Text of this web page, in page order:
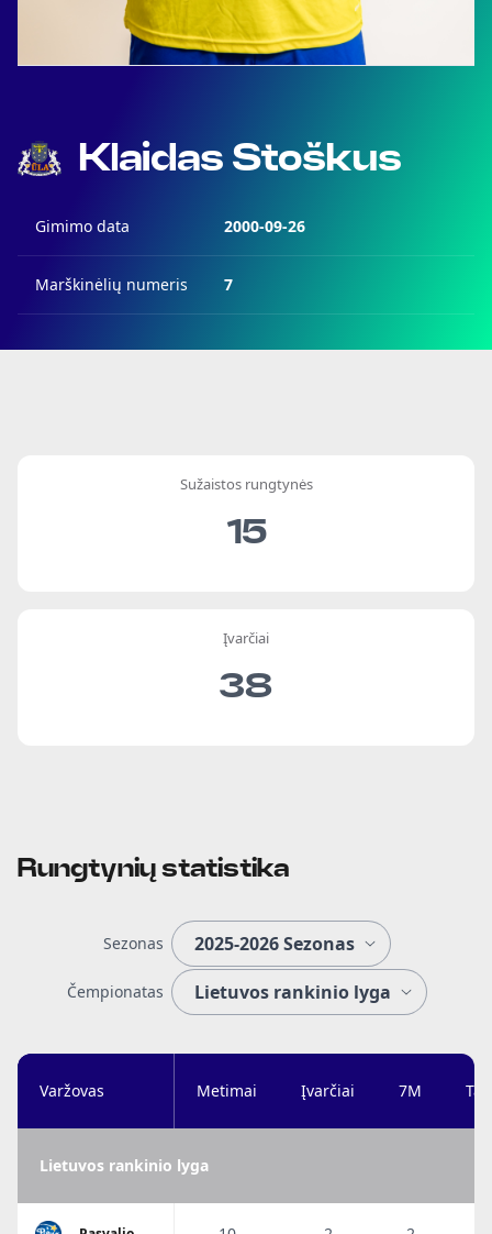
Klaidas Stoškus
Gimimo data 2000-09-26
Marškinėlių numeris 7
Sužaistos rungtynės
15
Įvarčiai
38
Rungtynių statistika
Sezonas
Čempionatas
Varžovas Metimai Įvarčiai 7M
Lietuvos rankinio lyga